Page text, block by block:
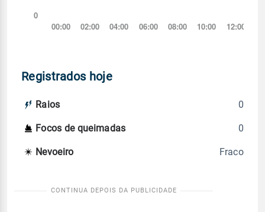
Registrados hoje
Raios 0
Focos de queimadas 0
Nevoeiro Fraco